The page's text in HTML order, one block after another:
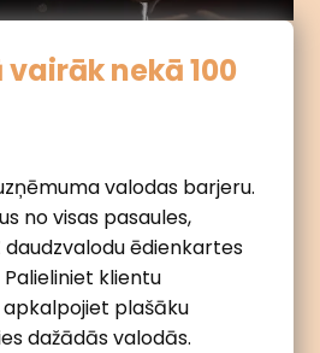
vairāk nekā 100
valodas barjeru.
no visas pasaules,
daudzvalodu ēdienkartes
klientu
plašāku
dažādās valodās.